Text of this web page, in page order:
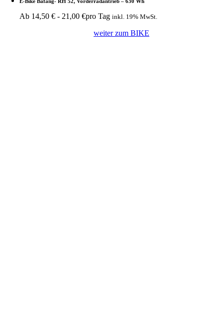
Ab 14,50€ - 21,00€pro Tag inkl. 19% MwSt.
weiter zum BIKE